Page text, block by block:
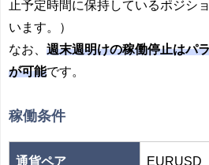
止予定時間に保持しているポジシ
います。）
なお、 週末週明けの稼働停止はパ
が可能です。
稼働条件
通貨ペア EURUSD